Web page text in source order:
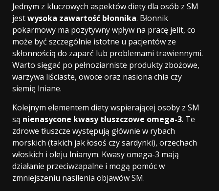
Jednym z kluczowych aspektów diety dla osób z SM
jestwysoka zawartość błonnika. Błonnik
pokarmowy ma pozytywny wpływ na pracę jelit, co
może być szczególnie istotne u pacjentów ze
skłonnością do zaparć lub problemami trawiennymi.
Warto sięgać po pełnoziarniste produkty zbożowe,
warzywa liściaste, owoce oraz nasiona chia czy
siemię lniane.
Kolejnym elementem diety wspierającej osoby z SM
są nienasycone kwasy tłuszczowe omega-3. Te
zdrowe tłuszcze występują głównie w rybach
morskich (takich jak łosoś czy sardynki), orzechach
włoskich i oleju lnianym. Kwasy omega-3 mają
działanie przeciwzapalne i mogą pomóc w
zmniejszeniu nasilenia objawów SM.